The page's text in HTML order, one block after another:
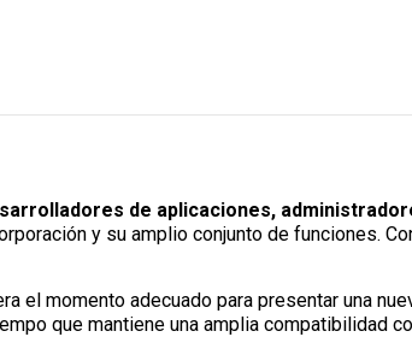
de aplicaciones,
y su amplio conjunto de funciones.
el momento adecuado para presentar una
que mantiene una amplia compatibilidad